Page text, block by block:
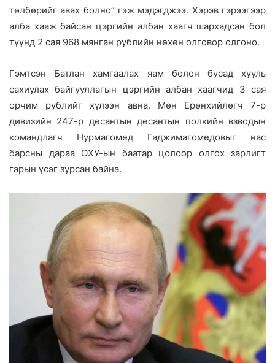
төлбөрийг авах болно” гэж мэдэгджээ. Хэрэв гэрээгээр
алба хааж байсан цэргийн албан хаагч шархадсан бол
түүнд 2 сая 968 мянган рублийн нөхөн олговор олгоно.
Гэмтсэн Батлан хамгаалах яам болон бусад хууль
сахиулах байгууллагын цэргийн албан хаагчид 3 сая
орчим рублийг хүлээн авна. Мөн Ерөнхийлөгч 7-р
дивизийн 247-р десантын десантын полкийн взводын
командлагч Нурмагомед Гаджимагомедовыг нас
барсны дараа ОХУ-ын баатар цолоор олгох зарлигт
гарын үсэг зурсан байна.